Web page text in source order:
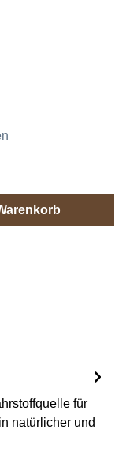
für
natürlicher und